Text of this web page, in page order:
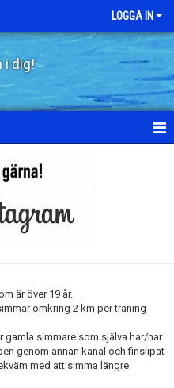
LOGGA IN
i dig!
är över 19 år.
omkring 2 km per träning
simmare som själva har/har
genom annan kanal och finslipat
med att simma längre